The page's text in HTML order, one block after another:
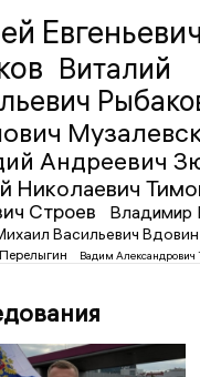
Евгеньевич
Виталий
Андреевич
Николаевич
Строев
Владимир
Васильевич Вдовин
Вадим Александрович